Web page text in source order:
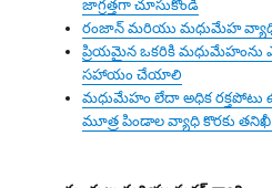
జాగ్రత్తగా చూసుకోండి
రంజాన్ మరియు మధుమేహ
ప్రియమైన ఒకరికి మధుమేహంను
సహాయం చేయాలి
మధుమేహం లేదా అధిక రక్తపోటు
మూత్ర పిండాల వ్యాధి కొరకు